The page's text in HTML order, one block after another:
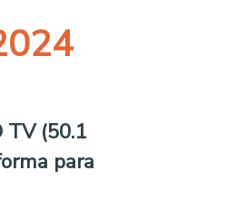
TV (50.1
para